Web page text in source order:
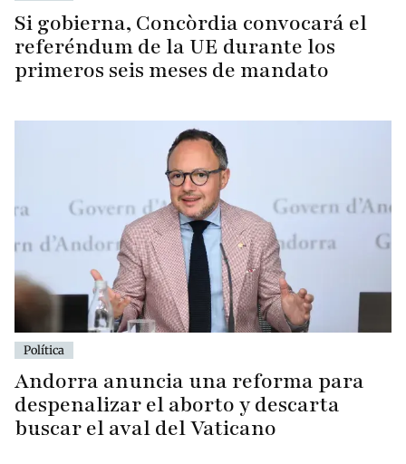
Si gobierna, Concòrdia convocará el
referéndum de la UE durante los
primeros seis meses de mandato
Política
Andorra anuncia una reforma para
despenalizar el aborto y descarta
buscar el aval del Vaticano